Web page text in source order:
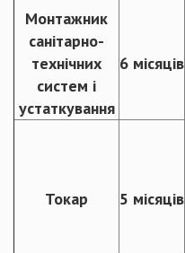
Монтажник
санітарно-
технічних
систем і
устаткування
6 місяців
Токар 5 місяців